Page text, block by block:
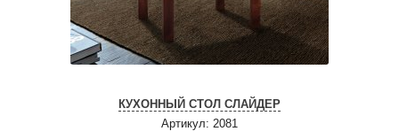
КУХОННЫЙ СТОЛ СЛАЙДЕР
Артикул: 2081